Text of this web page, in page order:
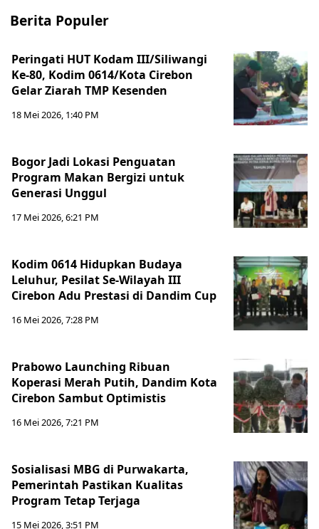
Berita Populer
Peringati HUT Kodam III/Siliwangi
Ke-80, Kodim 0614/Kota Cirebon
Gelar Ziarah TMP Kesenden
18 Mei 2026, 1:40 PM
Bogor Jadi Lokasi Penguatan
Program Makan Bergizi untuk
Generasi Unggul
17 Mei 2026, 6:21 PM
Kodim 0614 Hidupkan Budaya
Leluhur, Pesilat Se-Wilayah III
Cirebon Adu Prestasi di Dandim Cup
16 Mei 2026, 7:28 PM
Prabowo Launching Ribuan
Koperasi Merah Putih, Dandim Kota
Cirebon Sambut Optimistis
16 Mei 2026, 7:21 PM
Sosialisasi MBG di Purwakarta,
Pemerintah Pastikan Kualitas
Program Tetap Terjaga
15 Mei 2026, 3:51 PM